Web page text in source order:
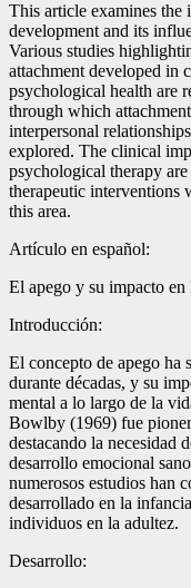
This article examines the
development and its
Various studies
attachment developed in
psychological health are
through which
interpersonal
explored. The clinical
psychological therapy
therapeutic interventions
this area.
Artículo en español:
El apego y su impacto
Introducción:
El concepto de apego ha
durante décadas, y su
mental a lo largo de la
Bowlby (1969) fue
destacando la necesidad
desarrollo emocional
numerosos estudios han
desarrollado en la
individuos en la adultez.
Desarrollo: